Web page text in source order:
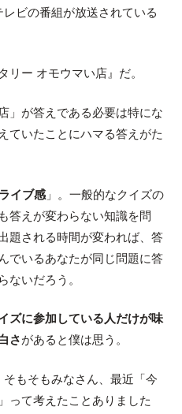
ビの番組が放送されている
リー オモウマい店』だ。
」が答えである必要は特にな
ていたことにハマる答えがた
ライブ感」。一般的なクイズの
答えが変わらない知識を問
題される時間が変われば、答
でいるあなたが同じ問題に答
ないだろう。
ズに参加している人だけが味
さがあると僕は思う。
もそもみなさん、最近「今
って考えたことありました